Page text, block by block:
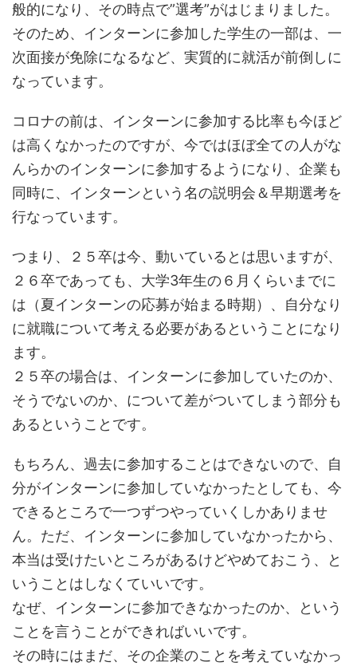
般的になり、その時点で”選考”がはじまりました。
そのため、インターンに参加した学生の一部は、一
次面接が免除になるなど、実質的に就活が前倒しに
なっています。
コロナの前は、インターンに参加する比率も今ほど
は高くなかったのですが、今ではほぼ全ての人がな
んらかのインターンに参加するようになり、企業も
同時に、インターンという名の説明会＆早期選考を
行なっています。
つまり、２５卒は今、動いているとは思いますが、
２６卒であっても、大学3年生の６月くらいまでに
は（夏インターンの応募が始まる時期）、自分なり
に就職について考える必要があるということになり
ます。
２５卒の場合は、インターンに参加していたのか、
そうでないのか、について差がついてしまう部分も
あるということです。
もちろん、過去に参加することはできないので、自
分がインターンに参加していなかったとしても、今
できるところで一つずつやっていくしかありませ
ん。ただ、インターンに参加していなかったから、
本当は受けたいところがあるけどやめておこう、と
いうことはしなくていいです。
なぜ、インターンに参加できなかったのか、という
ことを言うことができればいいです。
その時にはまだ、その企業のことを考えていなかっ